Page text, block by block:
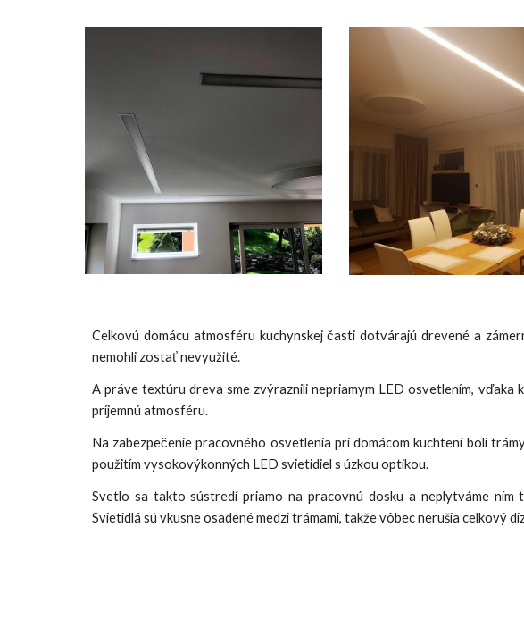
Celkovú domácu atmosféru kuchynskej časti dotvárajú drevené a
nemohli zostať nevyužité.
A práve textúru dreva sme zvýraznili nepriamym LED osvetlením, vďaka
príjemnú atmosféru.
Na zabezpečenie pracovného osvetlenia pri domácom kuchtení boli
použitím vysokovýkonných LED svietidiel s úzkou optikou.
Svetlo sa takto sústredí priamo na pracovnú dosku a neplytváme ním
Svietidlá sú vkusne osadené medzi trámami, takže vôbec nerušia celkový